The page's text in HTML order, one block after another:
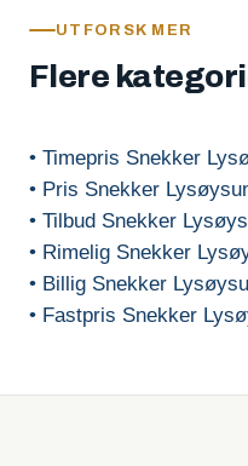
UTFORSK MER
Flere
• Timepris Snekker
• Pris Snekker
• Tilbud Snekker
• Rimelig Snekker
• Billig Snekker
• Fastpris Snekker